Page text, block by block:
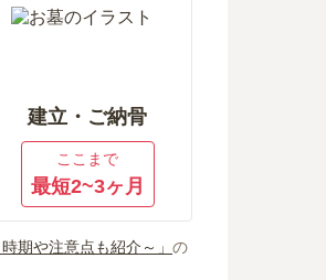
建立・ご納骨
ここまで
最短2~3ヶ月
期や注意点も紹介～」 の